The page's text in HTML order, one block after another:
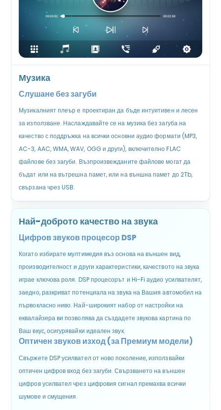
Музика
Слушане без загуби
Музикалният плеър е проектиран да бъде интуитивен и лесен
за използване. Наслаждавайте се на музика без загуба на
качество с поддръжка на всички основни аудио формати (MP3,
AC-3, AAC, WMA, WAV, OGG и други), включително FLAC
файлове без загуби. Възпроизвежданите файлове могат да
бъдат или на вътрешна памет, или на външна памет до 2Tb,
свързана чрез USB.
Най-доброто качество на звука
Цифров звуков процесор DSP
Когато избирате мултимедия въз основа на външен вид,
производителност и други характеристики, качеството на звука
играе ключова роля. DSP процесорът и Hi-Fi аудио усилвателят,
заедно, разкриват потенциала на звука на Вашия автомобил на
първокласно ниво. Най-широкият набор от настройки на
еквалайзера ви позволява да създадете звукова картина по
Ваш вкус, осигурявайки идеален звук.
Оптичен звуков изход(за Премиум модели)
Свържете DSP усилвател от ново поколение, използвайки
оптичен цифров вход без загуби. Свързването на външен
цифров усилвател чрез цифровия сигнал премахва всички
шумове и смущения.